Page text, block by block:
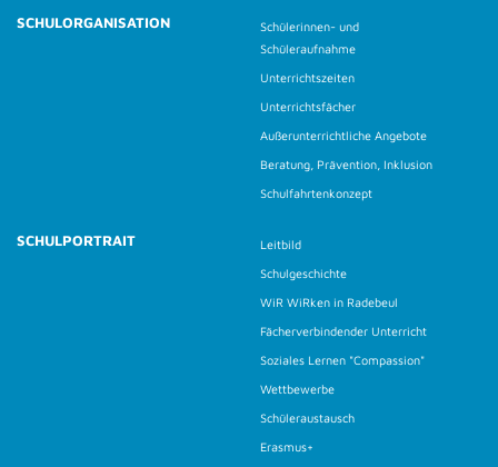
SCHULORGANISATION
Schülerinnen- und
Schüleraufnahme
Unterrichtszeiten
Unterrichtsfächer
Außerunterrichtliche Angebote
Beratung, Prävention, Inklusion
Schulfahrtenkonzept
SCHULPORTRAIT
Leitbild
Schulgeschichte
WiR WiRken in Radebeul
Fächerverbindender Unterricht
Soziales Lernen "Compassion"
Wettbewerbe
Schüleraustausch
Erasmus+